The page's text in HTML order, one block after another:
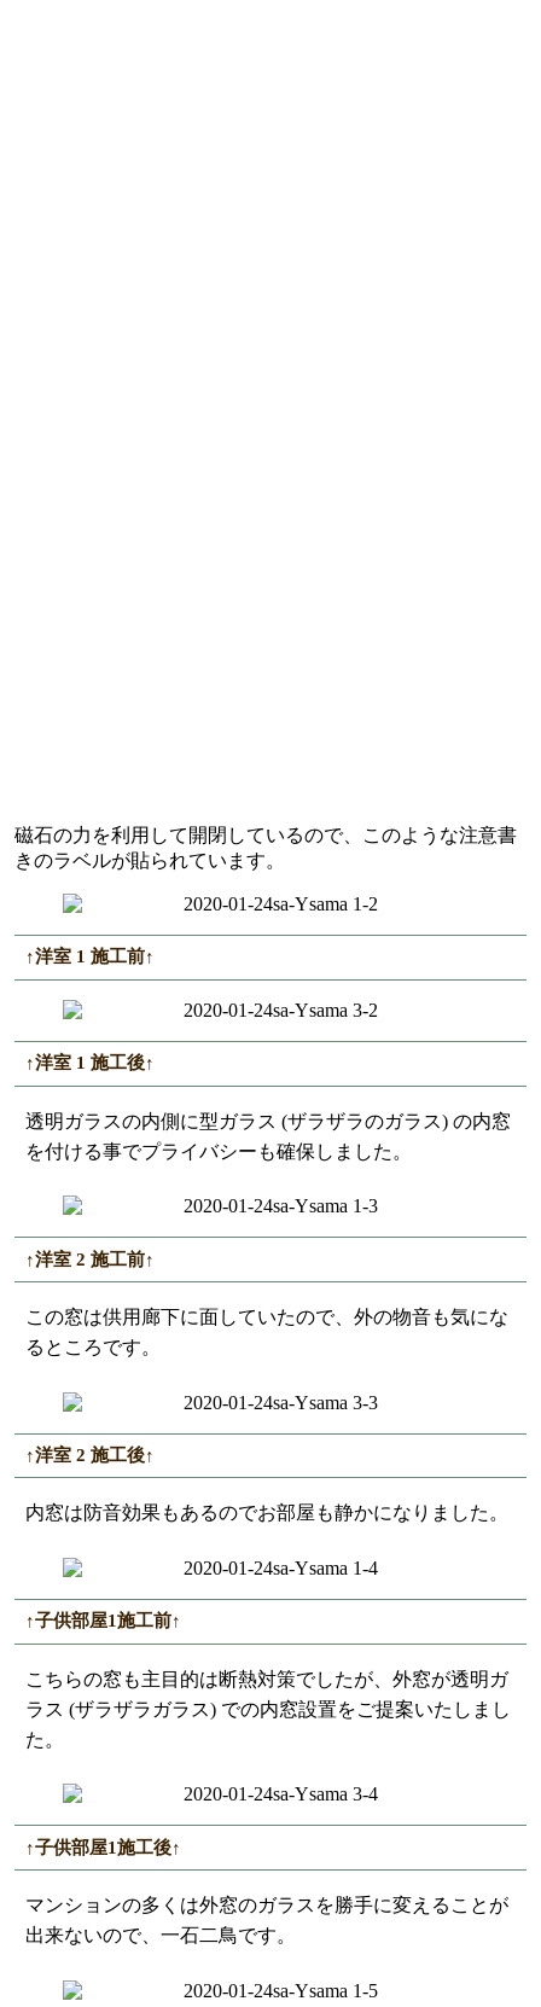
磁石の力を利用して開閉しているので、このような注意書
きのラベルが貼られています。
↑洋室 1 施工前↑
↑洋室 1 施工後↑
透明ガラスの内側に型ガラス (ザラザラのガラス) の内窓
を付ける事でプライバシーも確保しました。
↑洋室 2 施工前↑
この窓は供用廊下に面していたので、外の物音も気にな
るところです。
↑洋室 2 施工後↑
内窓は防音効果もあるのでお部屋も静かになりました。
↑子供部屋1施工前↑
こちらの窓も主目的は断熱対策でしたが、外窓が透明ガ
ラス (ザラザラガラス) での内窓設置をご提案いたしまし
た。
↑子供部屋1施工後↑
マンションの多くは外窓のガラスを勝手に変えることが
出来ないので、一石二鳥です。